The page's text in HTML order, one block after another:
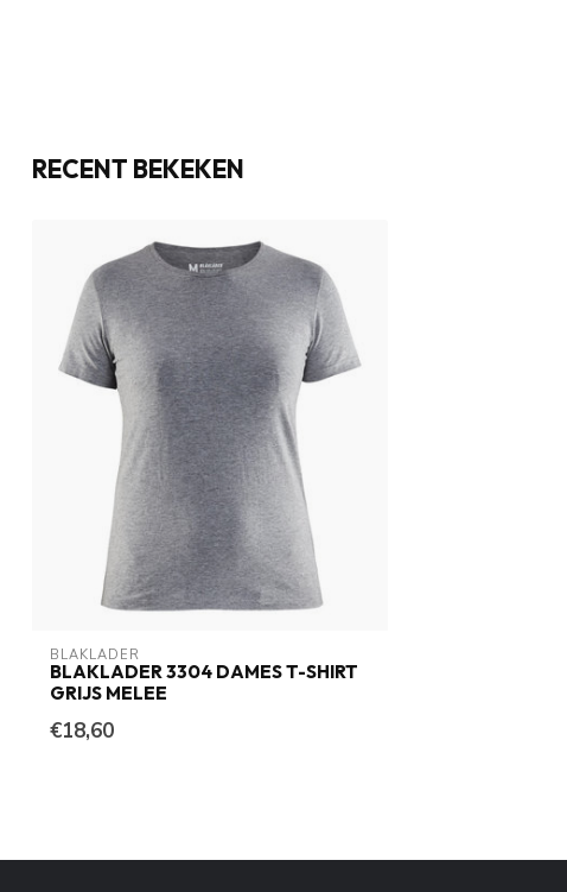
RECENT BEKEKEN
BLAKLADER
BLAKLADER 3304 DAMES T-SHIRT
GRIJS MELEE
€18,60